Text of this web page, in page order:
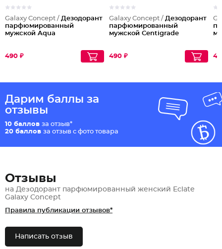
Galaxy Concept / Дезодорант
парфюмированный
мужской Aqua
490 ₽
Galaxy Concept / Дезодорант
парфюмированный
мужской Centigrade
490 ₽
Дарим баллы за
отзывы
10 баллов за отзыв*
20 баллов за отзыв с фото товара
Отзывы
на Дезодорант парфюмированный женский Eclate
Galaxy Concept
Правила публикации отзывов*
Написать отзыв